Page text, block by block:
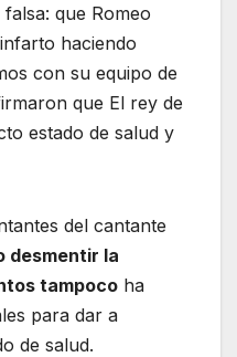
que Romeo
haciendo
con su equipo de
que El rey de
estado de salud y
del cantante
desmentir la
tampoco ha
para dar a
de salud.